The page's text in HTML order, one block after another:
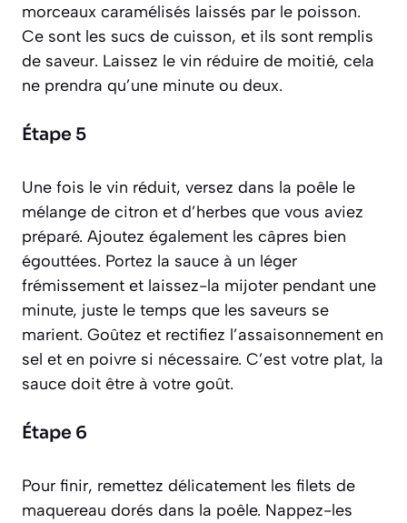
morceaux caramélisés laissés par le poisson.
Ce sont les sucs de cuisson, et ils sont remplis
de saveur. Laissez le vin réduire de moitié, cela
ne prendra qu’une minute ou deux.
Étape 5
Une fois le vin réduit, versez dans la poêle le
mélange de citron et d’herbes que vous aviez
préparé. Ajoutez également les câpres bien
égouttées. Portez la sauce à un léger
frémissement et laissez-la mijoter pendant une
minute, juste le temps que les saveurs se
marient. Goûtez et rectifiez l’assaisonnement en
sel et en poivre si nécessaire. C’est votre plat, la
sauce doit être à votre goût.
Étape 6
Pour finir, remettez délicatement les filets de
maquereau dorés dans la poêle. Nappez-les